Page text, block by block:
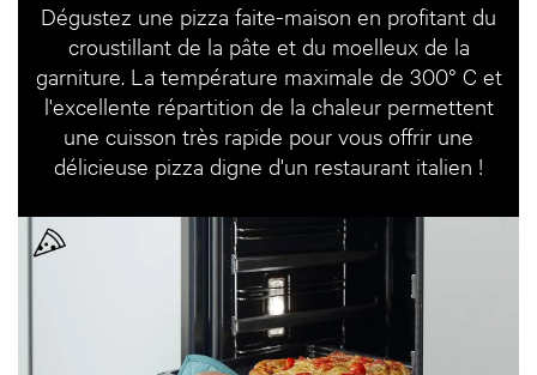
Dégustez une pizza faite-maison en profitant du
croustillant de la pâte et du moelleux de la
garniture. La température maximale de 300° C et
l'excellente répartition de la chaleur permettent
une cuisson très rapide pour vous offrir une
délicieuse pizza digne d'un restaurant italien !